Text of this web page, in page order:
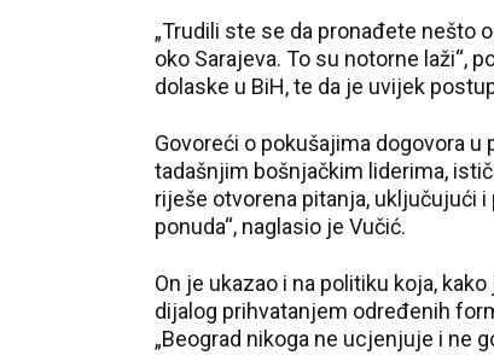
„Trudili ste se da pronađete nešto
oko Sarajeva. To su notorne laži“,
dolaske u BiH, te da je uvijek
Govoreći o pokušajima dogovora
tadašnjim bošnjačkim liderima,
riješe otvorena pitanja, uključujući
ponuda“, naglasio je Vučić.
On je ukazao i na politiku koja,
dijalog prihvatanjem određenih
„Beograd nikoga ne ucjenjuje i ne